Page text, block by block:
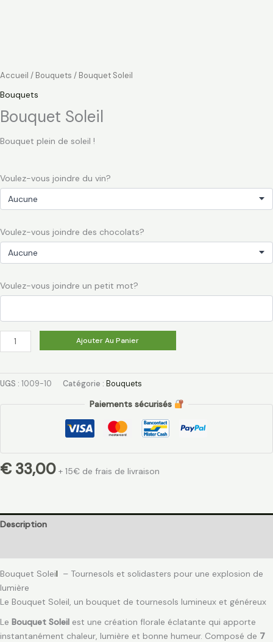
Accueil / Bouquets / Bouquet Soleil
Bouquets
Bouquet Soleil
Bouquet plein de soleil !
Voulez-vous joindre du vin?
Voulez-vous joindre des chocolats?
Voulez-vous joindre un petit mot?
Ajouter Au Panier
UGS : 1009-10 Catégorie : Bouquets
Paiements sécurisés
€ 33,00 + 15€ de frais de livraison
Description
Bouquet Soleil – Tournesols et solidasters pour une explosion de
lumière
Le Bouquet Soleil, un bouquet de tournesols lumineux et généreux
Le Bouquet Soleil est une création florale éclatante qui apporte
instantanément chaleur, lumière et bonne humeur. Composé de 7